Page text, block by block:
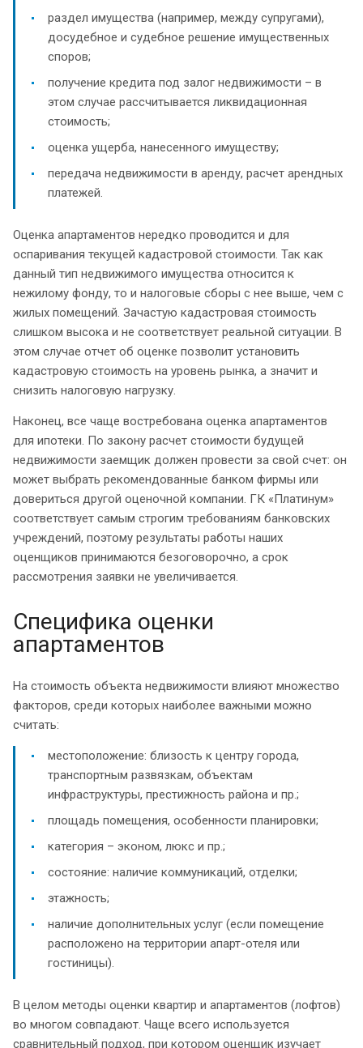
раздел имущества (например, между супругами),
досудебное и судебное решение имущественных
споров;
получение кредита под залог недвижимости – в
этом случае рассчитывается ликвидационная
стоимость;
оценка ущерба, нанесенного имуществу;
передача недвижимости в аренду, расчет арендных
платежей.
Оценка апартаментов нередко проводится и для
оспаривания текущей кадастровой стоимости. Так как
данный тип недвижимого имущества относится к
нежилому фонду, то и налоговые сборы с нее выше, чем с
жилых помещений. Зачастую кадастровая стоимость
слишком высока и не соответствует реальной ситуации. В
этом случае отчет об оценке позволит установить
кадастровую стоимость на уровень рынка, а значит и
снизить налоговую нагрузку.
Наконец, все чаще востребована оценка апартаментов
для ипотеки. По закону расчет стоимости будущей
недвижимости заемщик должен провести за свой счет: он
может выбрать рекомендованные банком фирмы или
довериться другой оценочной компании. ГК «Платинум»
соответствует самым строгим требованиям банковских
учреждений, поэтому результаты работы наших
оценщиков принимаются безоговорочно, а срок
рассмотрения заявки не увеличивается.
Специфика оценки
апартаментов
На стоимость объекта недвижимости влияют множество
факторов, среди которых наиболее важными можно
считать:
местоположение: близость к центру города,
транспортным развязкам, объектам
инфраструктуры, престижность района и пр.;
площадь помещения, особенности планировки;
категория – эконом, люкс и пр.;
состояние: наличие коммуникаций, отделки;
этажность;
наличие дополнительных услуг (если помещение
расположено на территории апарт-отеля или
гостиницы).
В целом методы оценки квартир и апартаментов (лофтов)
во многом совпадают. Чаще всего используется
сравнительный подход, при котором оценщик изучает